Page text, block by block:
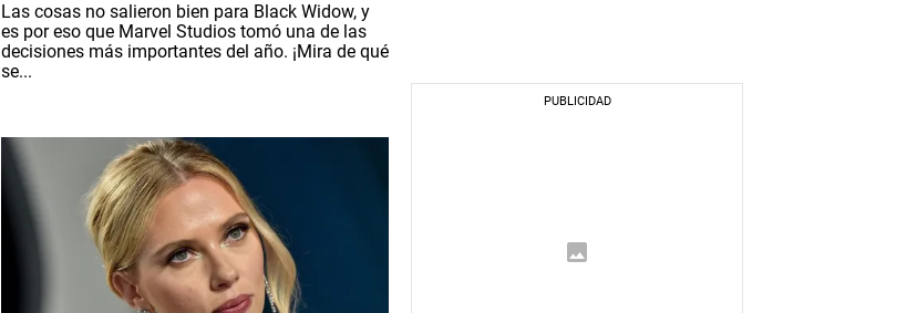
Las cosas no salieron bien para Black Widow, y
es por eso que Marvel Studios tomó una de las
decisiones más importantes del año. ¡Mira de qué
se...